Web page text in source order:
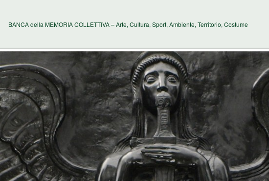
BANCA della MEMORIA COLLETTIVA – Arte, Cultura, Sport, Ambiente, Territorio, Costume